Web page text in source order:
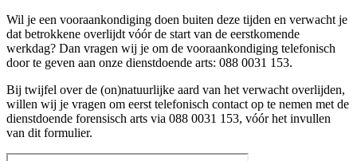
Wil je een vooraankondiging doen buiten deze tijden en verwacht je
dat betrokkene overlijdt vóór de start van de eerstkomende
werkdag? Dan vragen wij je om de vooraankondiging telefonisch
door te geven aan onze dienstdoende arts: 088 0031 153.
Bij twijfel over de (on)natuurlijke aard van het verwacht overlijden,
willen wij je vragen om eerst telefonisch contact op te nemen met de
dienstdoende forensisch arts via 088 0031 153, vóór het invullen
van dit formulier.